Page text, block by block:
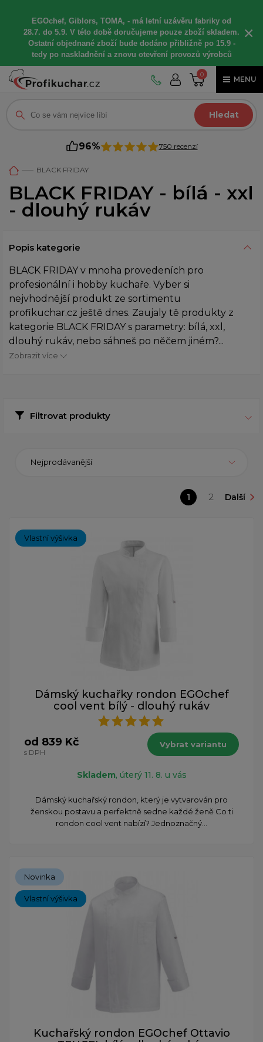
EGOchef, Giblors, TOMA, - má letní uzávěru fabriky od
28.7. do 5.9. V této době doručujeme pouze zboží skladem.
Ostatní objednané zboží bude dodáno přibližně po 15.9 -
tedy po naskladnění a znovu otevření provozů výrobců
×
0
MENU
Hledat
96% 750 recenzí
BLACK FRIDAY
BLACK FRIDAY - bílá - xxl
- dlouhý rukáv
Popis kategorie
BLACK FRIDAY v mnoha provedeních pro
profesionální i hobby kuchaře. Vyber si
nejvhodnější produkt ze sortimentu
profikuchar.cz ještě dnes. Zaujaly tě produkty z
kategorie BLACK FRIDAY s parametry: bílá, xxl,
dlouhý rukáv, nebo sáhneš po něčem jiném?...
Zobrazit více
Filtrovat produkty
Nejprodávanější
1 2 Další
Vlastní výšivka
Dámský kuchařky rondon EGOchef
cool vent bílý - dlouhý rukáv
od 839 Kč
s DPH
Vybrat variantu
Skladem, úterý 11. 8. u vás
Dámský kuchařský rondon, který je vytvarován pro
ženskou postavu a perfektně sedne každé ženě Co ti
rondon cool vent nabízí? Jednoznačný...
Novinka
Vlastní výšivka
Kuchařský rondon EGOchef Ottavio